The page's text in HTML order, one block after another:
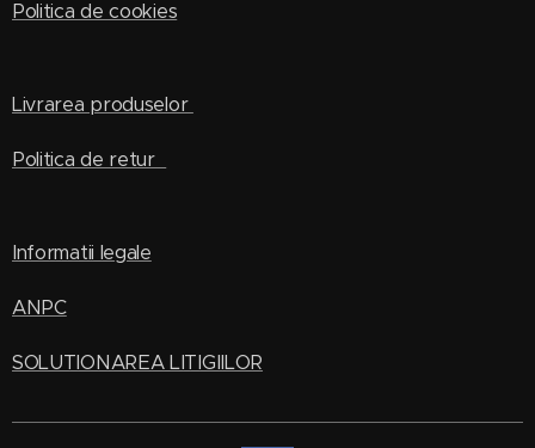
Politica de cookies
Livrarea produselor
Politica de retur
Informatii legale
ANPC
SOLUTIONAREA LITIGIILOR